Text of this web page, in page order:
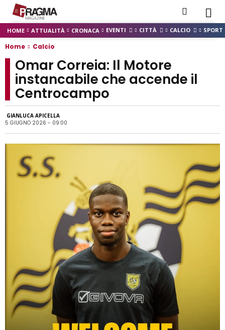
HOME ATTUALITÀ CRONACA EVENTI CITTÀ CALCIO SPORT
Home Calcio
Omar Correia: Il Motore
instancabile che accende il
Centrocampo
GIANLUCA APICELLA
5 GIUGNO 2026 - 09:00